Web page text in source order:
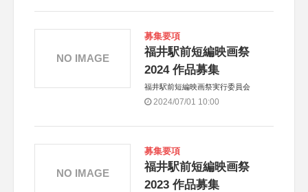
募集要項
福井駅前短編映画祭
2024 作品募集
福井駅前短編映画祭実行委員会
2024/07/01 10:00
NO IMAGE
募集要項
福井駅前短編映画祭
2023 作品募集
NO IMAGE